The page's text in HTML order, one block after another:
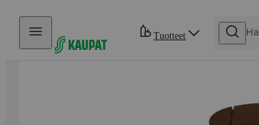
Hyppää sisältöön
Tuotteet